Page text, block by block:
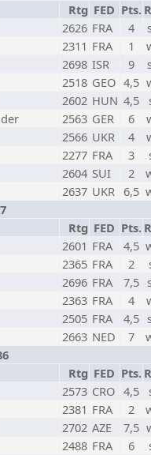
Rtg FED Pts.
2626 FRA 4
2311 FRA 1
2698 ISR 9
2518 GEO 4,5
2602 HUN 4,5
2563 GER 6
2566 UKR 4
2277 FRA 3
2604 SUI 2
2637 UKR 6,5
Rtg FED Pts.
2601 FRA 4,5
2365 FRA 2
2696 FRA 7,5
2363 FRA 4
2505 FRA 4,5
2663 NED 7
Rtg FED Pts.
2573 CRO 4,5
2381 FRA 2
2702 AZE 7,5
2488 FRA 6